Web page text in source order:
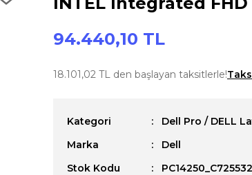
94.440,10 TL
18.101,02 TL den başlayan taksitlerle!
Kategori
Dell Pro / DELL
Marka
Dell
Stok Kodu